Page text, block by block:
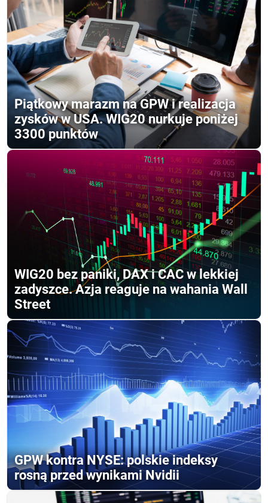
Piątkowy marazm na GPW i realizacja
zysków w USA. WIG20 nurkuje poniżej
3300 punktów
WIG20 bez paniki, DAX i CAC w lekkiej
zadyszce. Azja reaguje na wahania Wall
Street
GPW kontra NYSE: polskie indeksy
rosną przed wynikami Nvidii